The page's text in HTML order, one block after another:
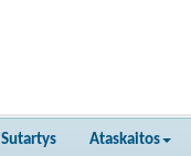
Sutartys Ataskaitos